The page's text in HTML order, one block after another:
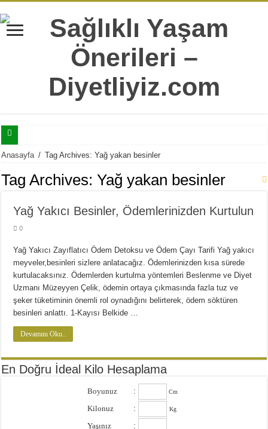
Selülitler İle Mücadele Edebilmeniz İçin Mutlaka Bilmeniz Gereken 7 Bilgi
Tatlı Yeme İstediğinizi Şıp Diye Kesecek 11 Sağlıklı Alternatif
Yaş İlerledikçe Metabolizmanın Daha Çok İhtiyaç Duyduğu 20 Besin
Hergün Güne Yulaf İle Başlamanız İçin 10 Çok Sağlıklı Sebep
Isırgan Otunun Diyet Yapanlara Faydaları Nelerdir?
Diyette Karbonhidratlar Ne İşe Yarıyor?
Yağ Yakan Yiyecekler Nelerdir ?
Yulaflı Diyet Mozaik Pasta Tarifi
Dukan patlıcan kebabı
Anasayfa / Tag Archives: Yağ yakan besinler
Tag Archives:Yağ yakan besinler
Yağ Yakıcı Besinler, Ödemlerinizden Kurtulun
0
Yağ Yakıcı Zayıflatıcı Ödem Detoksu ve Ödem Çayı Tarifi Yağ yakıcı
meyveler,besinleri sizlere anlatacağız. Ödemlerinizden kısa sürede
kurtulacaksınız. Ödemlerden kurtulma yöntemleri Beslenme ve Diyet
Uzmanı Müzeyyen Çelik, ödemin ortaya çıkmasında fazla tuz ve
şeker tüketiminin önemli rol oynadığını belirterek, ödem söktüren
besinleri anlattı. 1-Kayısı Belkide …
Devamını Oku..
En Doğru İdeal Kilo Hesaplama
Boyunuz : Cm
Kilonuz : Kg
Yaşınız :